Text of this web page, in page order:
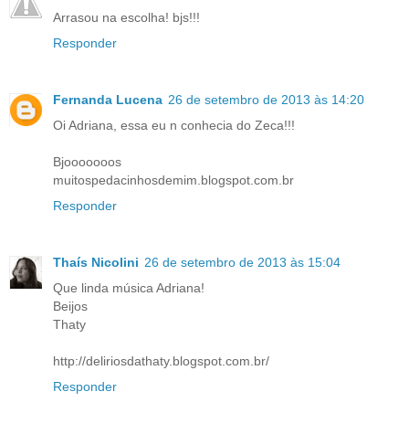
Arrasou na escolha! bjs!!!
Responder
Fernanda Lucena 26 de setembro de 2013 às 14:20
Oi Adriana, essa eu n conhecia do Zeca!!!
Bjooooooos
muitospedacinhosdemim.blogspot.com.br
Responder
Thaís Nicolini 26 de setembro de 2013 às 15:04
Que linda música Adriana!
Beijos
Thaty
http://deliriosdathaty.blogspot.com.br/
Responder